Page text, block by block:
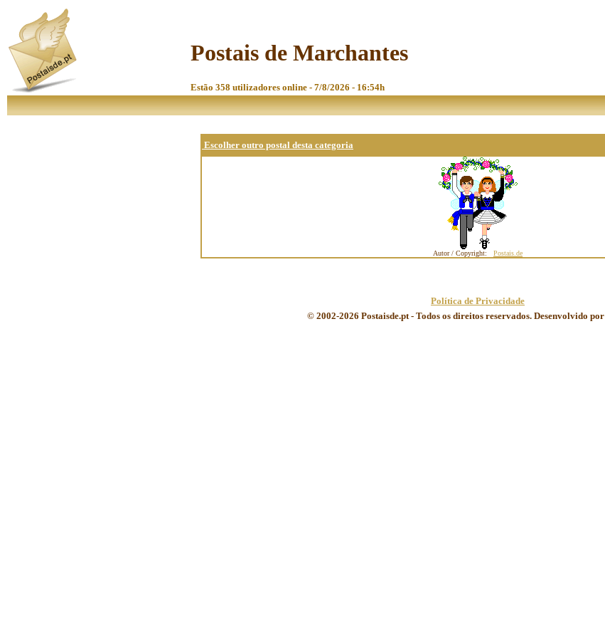
Postais de Marchantes
Estão 358 utilizadores online - 7/8/2026 - 16:54h
Escolher outro postal desta categoria
Autor / Copyright: Postais.de
Política de Privacidade
© 2002-2026 Postaisde.pt - Todos os direitos reservados. Desenvolvido por